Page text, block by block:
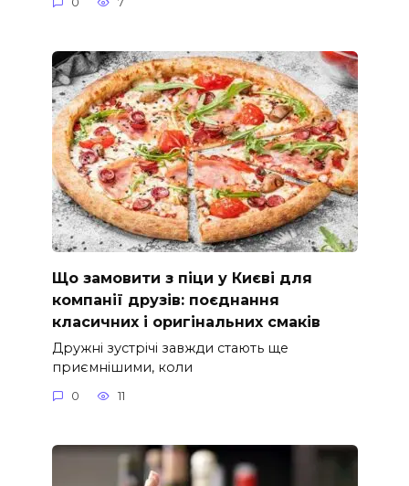
Що замовити з піци у Києві для
компанії друзів: поєднання
класичних і оригінальних смаків
Дружні зустрічі завжди стають ще
приємнішими, коли
0 11